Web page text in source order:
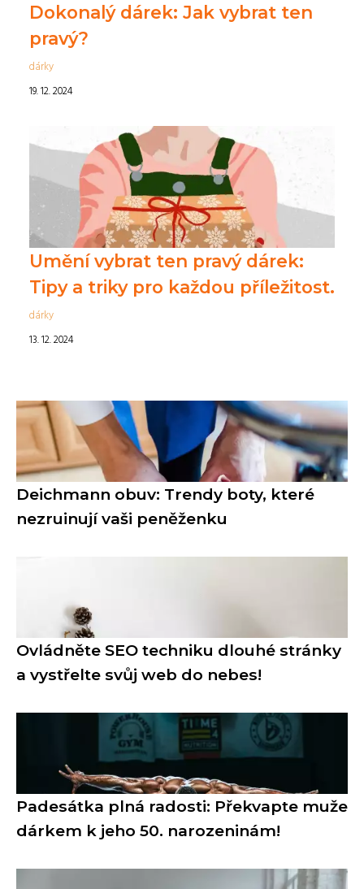
Dokonalý dárek: Jak vybrat ten
pravý?
dárky
19. 12. 2024
Umění vybrat ten pravý dárek:
Tipy a triky pro každou příležitost.
dárky
13. 12. 2024
Deichmann obuv: Trendy boty, které
nezruinují vaši peněženku
Ovládněte SEO techniku dlouhé stránky
a vystřelte svůj web do nebes!
Padesátka plná radosti: Překvapte muže
dárkem k jeho 50. narozeninám!